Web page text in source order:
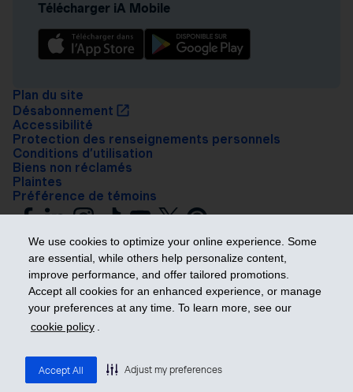
We use cookies to optimize your online experience. Some
are essential, while others help personalize content,
improve performance, and offer tailored promotions.
Accept all cookies for an enhanced experience, or manage
your preferences at any time. To learn more, see our
cookie policy .
Accept All Adjust my preferences
Télécharger iA Mobile
Plan du site
Désabonnement
Accessibilité
Protection des renseignements personnels
Conditions d’utilisation
Biens non réclamés
Plaintes
Préférence de témoins
Prendre les devants
Groupe financier. Tous droits réservés.